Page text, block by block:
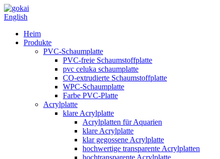
English
Heim
Produkte
PVC-Schaumplatte
PVC-freie Schaumstoffplatte
pvc celuka schaumplatte
CO-extrudierte Schaumstoffplatte
WPC-Schaumplatte
Farbe PVC-Platte
Acrylplatte
klare Acrylplatte
Acrylplatten für Aquarien
klare Acrylplatte
klar gegossene Acrylplatte
hochwertige transparente Acrylplatten
hochtransparente Acrylplatte